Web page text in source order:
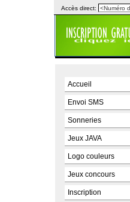
Accès direct:
Accueil
Envoi SMS
Sonneries
Jeux JAVA
Logo couleurs
Jeux concours
Inscription